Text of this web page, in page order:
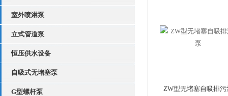
室外喷淋泵
立式管道泵
恒压供水设备
自吸式无堵塞泵
G型螺杆泵
体加固。该泵具有耐腐、
ZW型无堵塞自吸排污